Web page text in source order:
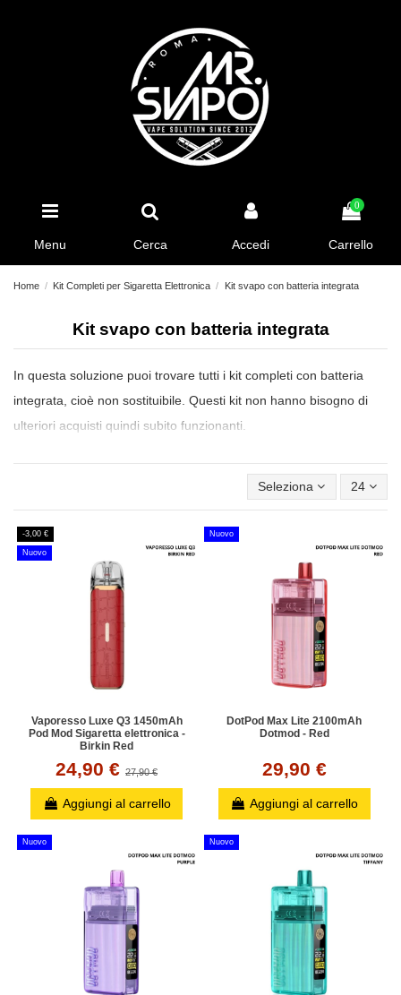
Menu Cerca Accedi
0
Carrello
Home Kit Completi per Sigaretta Elettronica Kit svapo con batteria integrata
Kit svapo con batteria integrata
In questa soluzione puoi trovare tutti i kit completi con batteria
integrata, cioè non sostituibile. Questi kit non hanno bisogno di
ulteriori acquisti quindi subito funzionanti.
Seleziona 24
-3,00 €
Nuovo
Vaporesso Luxe Q3 1450mAh
Pod Mod Sigaretta elettronica -
Birkin Red
24,90 €27,90 €
Aggiungi al carrello
Nuovo
DotPod Max Lite 2100mAh
Dotmod - Red
29,90 €
Aggiungi al carrello
Nuovo Nuovo